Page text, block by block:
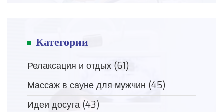
Категории
Релаксация и отдых (61)
Массаж в сауне для мужчин (45)
Идеи досуга (43)